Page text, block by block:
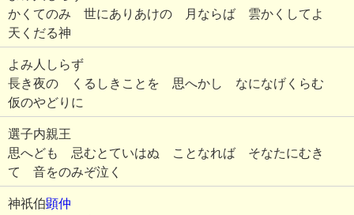
かくてのみ 世にありあけの 月ならば 雲かくしてよ
天くだる神
よみ人しらず
長き夜の くるしきことを 思へかし なになげくらむ
仮のやどりに
選子内親王
思へども 忌むとていはぬ ことなれば そなたにむき
て 音をのみぞ泣く
神祇伯顕仲